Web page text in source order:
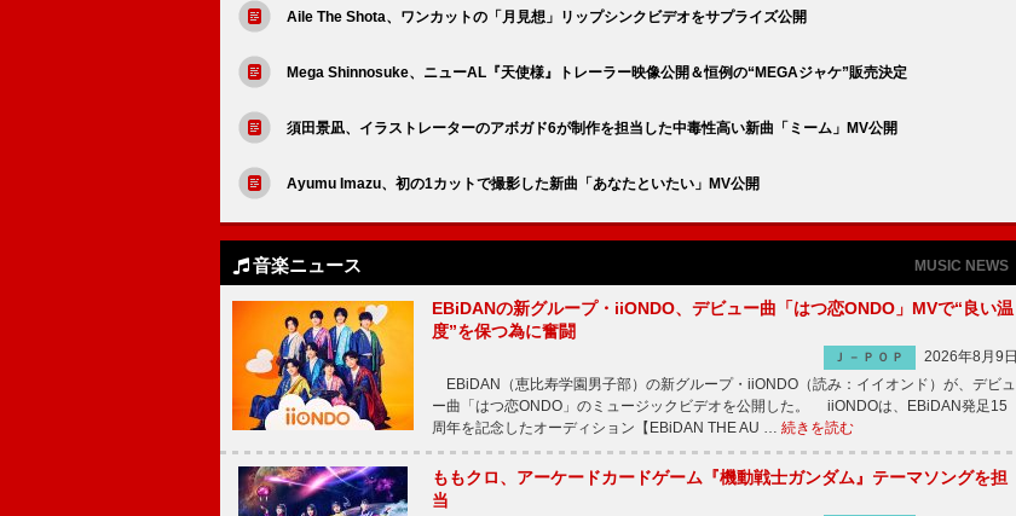
Aile The Shota、ワンカットの「月見想」リップシンクビデオをサプライズ公開
Mega Shinnosuke、ニューAL『天使様』トレーラー映像公開＆恒例の“MEGAジャケ”販売決定
須田景凪、イラストレーターのアボガド6が制作を担当した中毒性高い新曲「ミーム」MV公開
Ayumu Imazu、初の1カットで撮影した新曲「あなたといたい」MV公開
音楽ニュース MUSIC NEWS
EBiDANの新グループ・iiONDO、デビュー曲「はつ恋ONDO」MVで“良い温
度”を保つ為に奮闘
Ｊ－ＰＯＰ
2026年8月9日
EBiDAN（恵比寿学園男子部）の新グループ・iiONDO（読み：イイオンド）が、デビュ
ー曲「はつ恋ONDO」のミュージックビデオを公開した。 iiONDOは、EBiDAN発足15
周年を記念したオーディション【EBiDAN THE AU … 続きを読む
ももクロ、アーケードカードゲーム『機動戦士ガンダム』テーマソングを担
当